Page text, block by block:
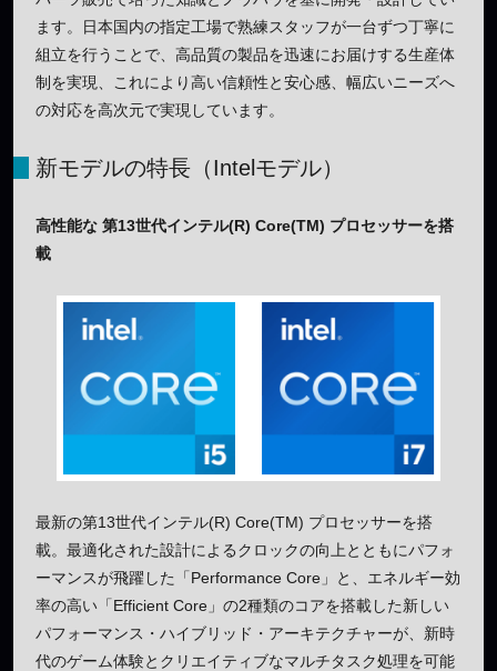
ます。日本国内の指定工場で熟練スタッフが一台ずつ丁寧に
組立を行うことで、高品質の製品を迅速にお届けする生産体
制を実現、これにより高い信頼性と安心感、幅広いニーズへ
の対応を高次元で実現しています。
新モデルの特長（Intelモデル）
高性能な 第13世代インテル(R) Core(TM) プロセッサーを搭
載
最新の第13世代インテル(R) Core(TM) プロセッサーを搭
載。最適化された設計によるクロックの向上とともにパフォ
ーマンスが飛躍した「Performance Core」と、エネルギー効
率の高い「Efficient Core」の2種類のコアを搭載した新しい
パフォーマンス・ハイブリッド・アーキテクチャーが、新時
代のゲーム体験とクリエイティブなマルチタスク処理を可能